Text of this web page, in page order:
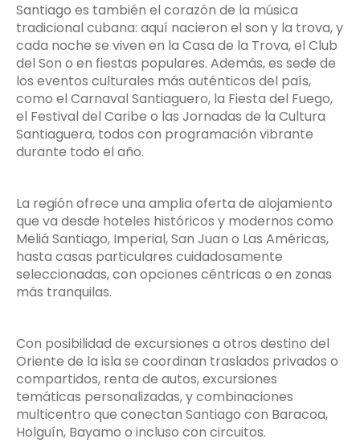
Santiago es también el corazón de la música
tradicional cubana: aquí nacieron el son y la trova, y
cada noche se viven en la Casa de la Trova, el Club
del Son o en fiestas populares. Además, es sede de
los eventos culturales más auténticos del país,
como el Carnaval Santiaguero, la Fiesta del Fuego,
el Festival del Caribe o las Jornadas de la Cultura
Santiaguera, todos con programación vibrante
durante todo el año.
La región ofrece una amplia oferta de alojamiento
que va desde hoteles históricos y modernos como
Meliá Santiago, Imperial, San Juan o Las Américas,
hasta casas particulares cuidadosamente
seleccionadas, con opciones céntricas o en zonas
más tranquilas.
Con posibilidad de excursiones a otros destino del
Oriente de la isla se coordinan traslados privados o
compartidos, renta de autos, excursiones
temáticas personalizadas, y combinaciones
multicentro que conectan Santiago con Baracoa,
Holguín, Bayamo o incluso con circuitos.